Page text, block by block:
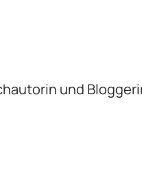
und